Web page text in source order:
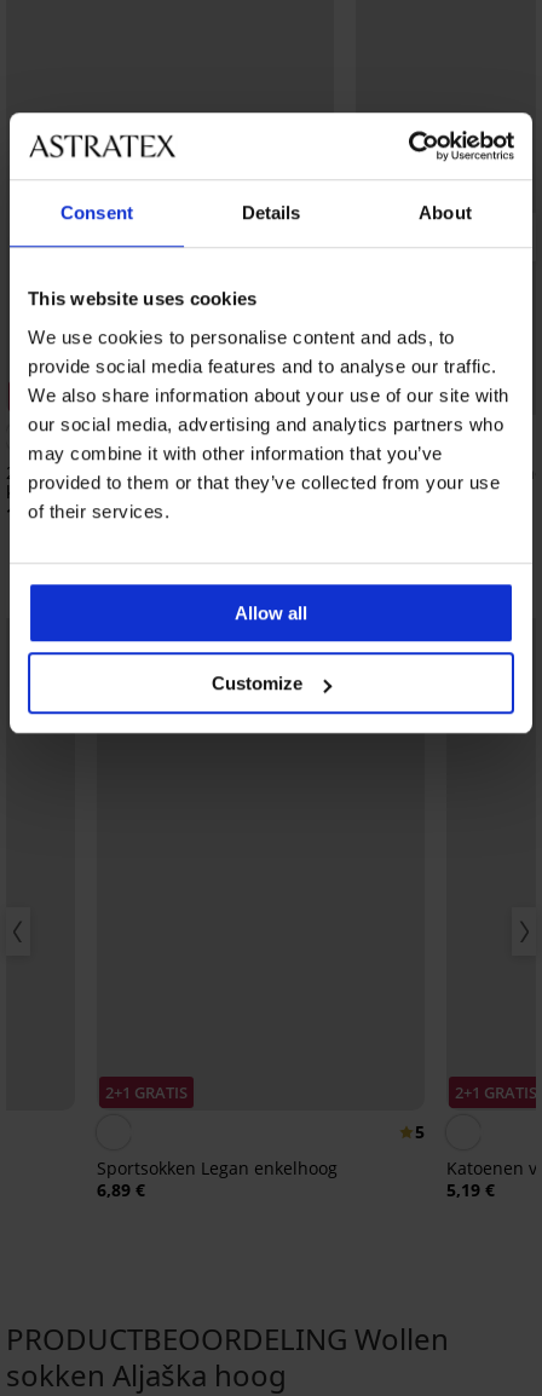
Consent Details About
This website uses cookies
We use cookies to personalise content and ads, to
provide social media features and to analyse our traffic.
We also share information about your use of our site with
our social media, advertising and analytics partners who
may combine it with other information that you’ve
provided to them or that they’ve collected from your use
of their services.
Allow all
Customize
2+1 GRATIS
5
2PACK warme damessokken Frotana
kort
12,99 €
Korting -40%
Wollen sokken Louis
6,59 €10,99 €
Ontdek vergelijkbare stukken
2+1 GRATIS
5
Sportsokken Legan enkelhoog
6,89 €
2+1 GRATIS
Katoenen
5,19 €
PRODUCTBEOORDELING Wollen
sokken Aljaška hoog